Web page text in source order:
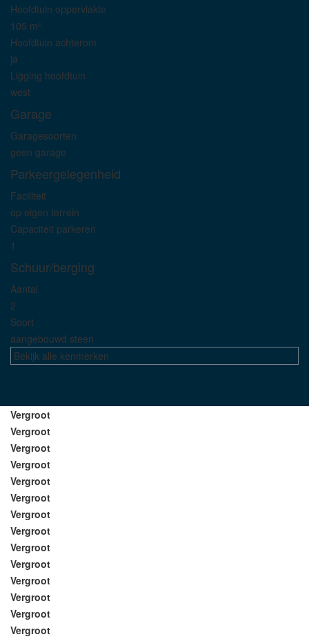
Hoofdtuin oppervlakte
105 m²
Hoofdtuin achterom
ja
Ligging hoofdtuin
west
Garage
Garagesoorten
geen garage
Parkeergelegenheid
Faciliteit
op eigen terrein
Capaciteit parkeren
1
Schuur/berging
Aantal
2
Soort
aangebouwd steen
Bekijk alle kenmerken
Vergroot
Vergroot
Vergroot
Vergroot
Vergroot
Vergroot
Vergroot
Vergroot
Vergroot
Vergroot
Vergroot
Vergroot
Vergroot
Vergroot